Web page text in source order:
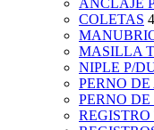
COLETAS 4
MASILLA
NIPLE P/
PERNO
PERNO DE